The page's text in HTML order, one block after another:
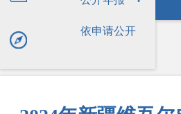
依申请公开